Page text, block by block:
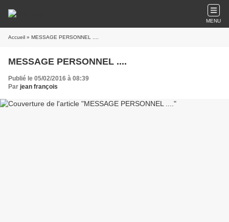
MENU
Accueil » MESSAGE PERSONNEL ....
MESSAGE PERSONNEL ....
Publié le 05/02/2016 à 08:39
Par jean françois